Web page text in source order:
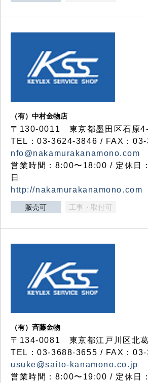
（有）中村金物店
〒130-0011 東京都墨田区石原
TEL：03-3624-3846 / FAX：
nfo@nakamurakanamono.com
営業時間：8:00〜18:00 / 定休日
日
http://nakamurakanamono.com
販売可 工事・取付可
（有）斉藤金物
〒134-0081 東京都江戸川区北
TEL：03-3688-3655 / FAX：
usuke@saito-kanamono.co.jp
営業時間：8:00〜19:00 / 定休日